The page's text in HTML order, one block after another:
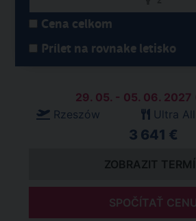
Cena celkom
Prílet na rovnake letisko
29. 05. - 05. 06. 2027
Rzeszów
Ultra
3 641 €
ZOBRAZIT
SPOČÍTAŤ CENU